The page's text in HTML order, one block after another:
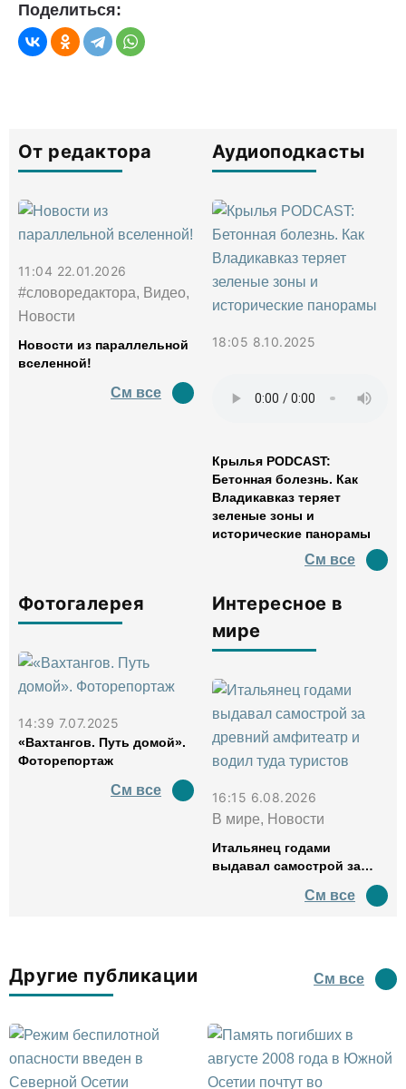
Поделиться:
От редактора
11:04 22.01.2026
#словоредактора, Видео,
Новости
Новости из параллельной
вселенной!
См все
Аудиоподкасты
18:05 8.10.2025
Крылья PODCAST:
Бетонная болезнь. Как
Владикавказ теряет
зеленые зоны и
исторические панорамы
См все
Фотогалерея
14:39 7.07.2025
«Вахтангов. Путь домой».
Фоторепортаж
См все
Интересное в
мире
16:15 6.08.2026
В мире, Новости
Итальянец годами
выдавал самострой за
водил туда туристов
См все
Другие публикации См все